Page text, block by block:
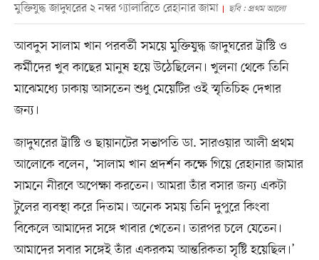
মুক্তিযুদ্ধ জাদুঘরের ২ নম্বর গ্যালারিতে রেহানার জামা ছবি : প্রথম আলো
আবদুস সালাম খান পরবর্তী সময়ে মুক্তিযুদ্ধ জাদুঘরের ট্রাস্টি ও
কর্মীদের খুব কাছের মানুষ হয়ে উঠেছিলেন। খুলনা থেকে তিনি
মাঝেমধ্যে ঢাকায় আসতেন শুধু মেয়েটির ওই স্মৃতিচিহ্ন দেখার
জন্য।
জাদুঘরের ট্রাস্টি ও ছায়ানটের সভাপতি ডা. সারওয়ার আলী প্রথম
আলোকে বলেন, ‘সালাম খান প্রদর্শন কক্ষে গিয়ে রেহানার জামার
সামনে নীরবে অপেক্ষা করতেন। আমরা তাঁর বসার জন্য একটা
টুলের ব্যবস্থা করে দিতাম। অনেক সময় তিনি দুপুরে কিংবা
বিকেলে আমাদের সঙ্গে খাবার খেতেন। তারপর চলে যেতেন।
আমাদের সবার সঙ্গেই তাঁর একরকম আন্তরিকতা সৃষ্টি হয়েছিল।’